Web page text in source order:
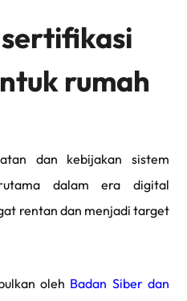
rumah
dan kebijakan sistem
dalam era digital
rentan dan menjadi target
oleh Badan Siber dan